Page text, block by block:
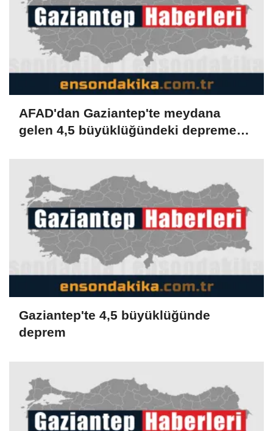
AFAD'dan Gaziantep'te meydana
gelen 4,5 büyüklüğündeki depreme
Gaziantep'te 4,5 büyüklüğünde
deprem